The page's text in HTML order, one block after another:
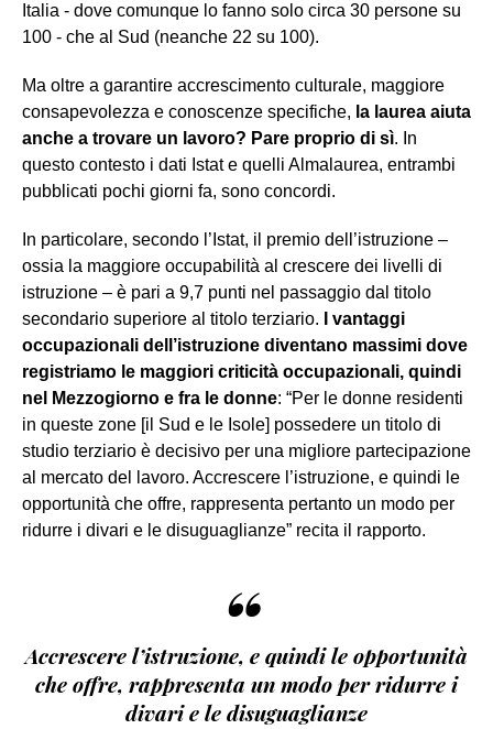
Italia - dove comunque lo fanno solo circa 30 persone su
100 - che al Sud (neanche 22 su 100).
Ma oltre a garantire accrescimento culturale, maggiore
consapevolezza e conoscenze specifiche, la laurea aiuta
anche a trovare un lavoro? Pare proprio di sì. In
questo contesto i dati Istat e quelli Almalaurea, entrambi
pubblicati pochi giorni fa, sono concordi.
In particolare, secondo l’Istat, il premio dell’istruzione –
ossia la maggiore occupabilità al crescere dei livelli di
istruzione – è pari a 9,7 punti nel passaggio dal titolo
secondario superiore al titolo terziario.
I vantaggi
occupazionali dell’istruzione diventano massimi dove
registriamo le maggiori criticità occupazionali, quindi
nel Mezzogiorno e fra le donne: “Per le donne residenti
in queste zone [il Sud e le Isole] possedere un titolo di
studio terziario è decisivo per una migliore partecipazione
al mercato del lavoro. Accrescere l’istruzione, e quindi le
opportunità che offre, rappresenta pertanto un modo per
ridurre i divari e le disuguaglianze” recita il rapporto.
“
Accrescere l’istruzione, e quindi le opportunità
che offre, rappresenta un modo per ridurre i
divari e le disuguaglianze